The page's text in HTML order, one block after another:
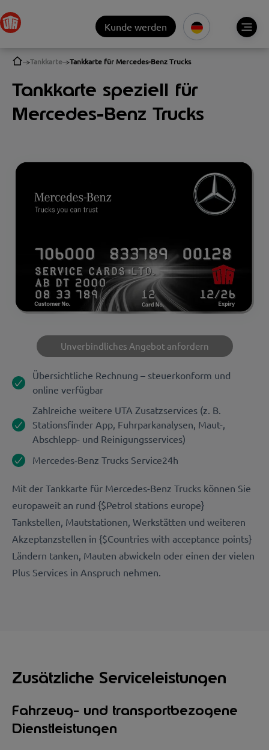
Kunde werden
Tankkarte Tankkarte für Mercedes-Benz Trucks
Tankkarte speziell für
Mercedes-Benz Trucks
Unverbindliches Angebot anfordern
Übersichtliche Rechnung – steuerkonform und
online verfügbar
Zahlreiche weitere UTA Zusatzservices (z. B.
Stationsfinder App, Fuhrparkanalysen, Maut-,
Abschlepp- und Reinigungsservices)
Mercedes-Benz Trucks Service24h
Mit der Tankkarte für Mercedes-Benz Trucks können Sie
europaweit an rund {$Petrol stations europe}
Tankstellen, Mautstationen, Werkstätten und weiteren
Akzeptanzstellen in {$Countries with acceptance points}
Ländern tanken, Mauten abwickeln oder einen der vielen
Plus Services in Anspruch nehmen.
Zusätzliche Serviceleistungen
Fahrzeug- und transportbezogene
Dienstleistungen